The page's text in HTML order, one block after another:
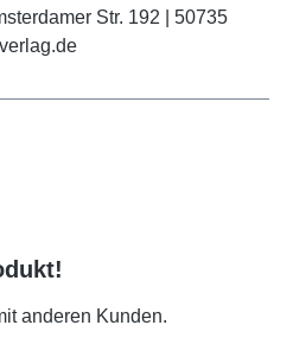
Str. 192 | 50735
von 0 von 5 Sternen
anderen Kunden.